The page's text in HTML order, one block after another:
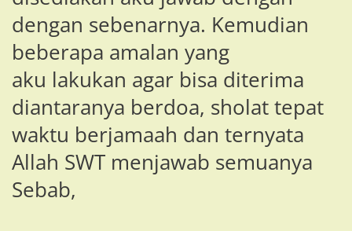
dengan sebenarnya. Kemudian
beberapa amalan yang
aku lakukan agar bisa diterima
diantaranya berdoa, sholat tepat
waktu berjamaah dan ternyata
Allah SWT menjawab semuanya
Sebab,